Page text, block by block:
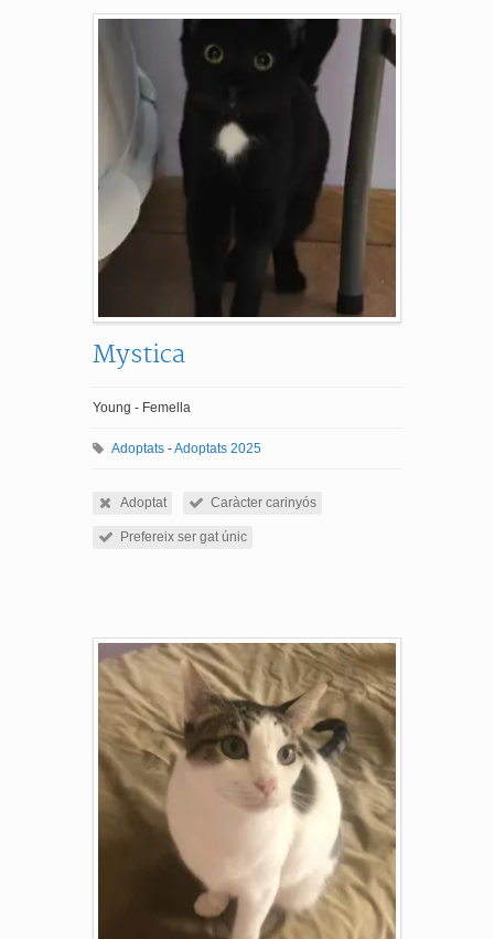
Mystica
Young - Femella
Adoptats -Adoptats 2025
Adoptat Caràcter carinyós
Prefereix ser gat únic